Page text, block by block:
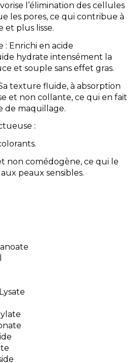
l’élimination des cellules
les pores, ce qui contribue à
et plus lisse.
: Enrichi en acide
hydrate intensément la
et souple sans effet gras.
texture fluide, à absorption
et non collante, ce qui en fait
de maquillage.
:
non comédogène, ce qui le
peaux sensibles.